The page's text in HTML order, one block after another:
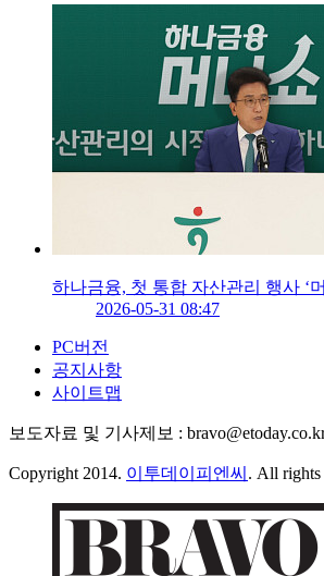
하나금융, 첫 통합 자산관리 행사 ‘
2026-05-31 08:47
PC버전
공지사항
사이트맵
보도자료 및 기사제보 :
Copyright 2014. 이투데이피엔씨 . All rights